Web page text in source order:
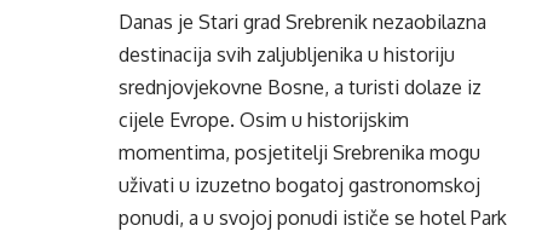
Danas je Stari grad Srebrenik nezaobilazna
destinacija svih zaljubljenika u historiju
srednjovjekovne Bosne, a turisti dolaze iz
cijele Evrope. Osim u historijskim
momentima, posjetitelji Srebrenika mogu
uživati u izuzetno bogatoj gastronomskoj
ponudi, a u svojoj ponudi ističe se hotel Park